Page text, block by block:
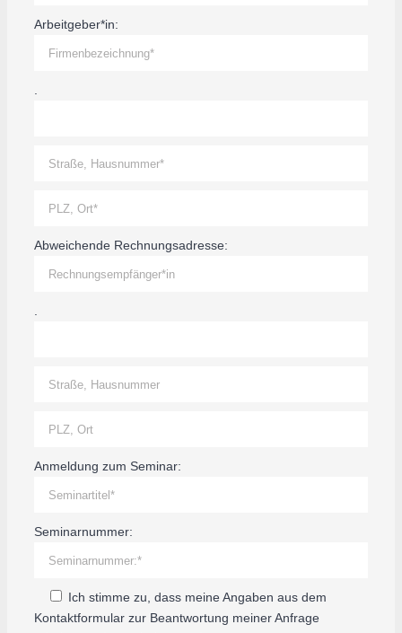
Arbeitgeber*in:
.
Abweichende Rechnungsadresse:
.
Anmeldung zum Seminar:
Seminarnummer:
Ich stimme zu, dass meine Angaben aus dem
Kontaktformular zur Beantwortung meiner Anfrage